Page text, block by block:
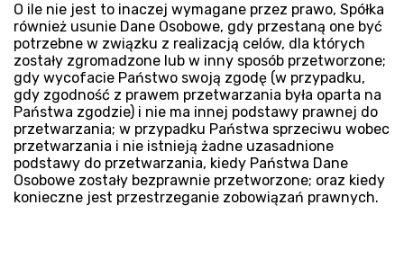
O ile nie jest to inaczej wymagane przez prawo, Spółka
również usunie Dane Osobowe, gdy przestaną one być
potrzebne w związku z realizacją celów, dla których
zostały zgromadzone lub w inny sposób przetworzone;
gdy wycofacie Państwo swoją zgodę (w przypadku,
gdy zgodność z prawem przetwarzania była oparta na
Państwa zgodzie) i nie ma innej podstawy prawnej do
przetwarzania; w przypadku Państwa sprzeciwu wobec
przetwarzania i nie istnieją żadne uzasadnione
podstawy do przetwarzania, kiedy Państwa Dane
Osobowe zostały bezprawnie przetworzone; oraz kiedy
konieczne jest przestrzeganie zobowiązań prawnych.